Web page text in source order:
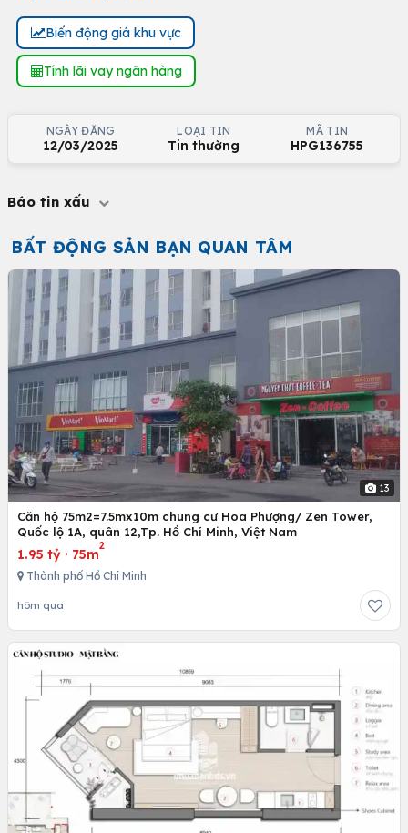
Biến động giá khu vực
Tính lãi vay ngân hàng
NGÀY ĐĂNG
12/03/2025
LOẠI TIN
Tin thường
MÃ TIN
HPG136755
Báo tin xấu
BẤT ĐỘNG SẢN BẠN QUAN TÂM
13
Căn hộ 75m2=7.5mx10m chung cư Hoa Phượng/ Zen Tower,
Quốc lộ 1A, quân 12,Tp. Hồ Chí Minh, Việt Nam
1.95 tỷ · 75m
2
Thành phố Hồ Chí Minh
hôm qua